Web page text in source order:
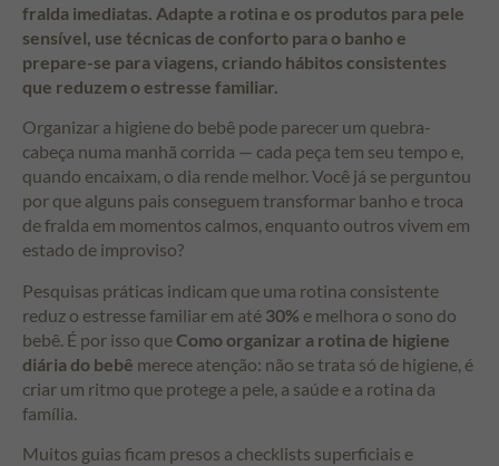
fralda imediatas. Adapte a rotina e os produtos para pele
sensível, use técnicas de conforto para o banho e
prepare-se para viagens, criando hábitos consistentes
que reduzem o estresse familiar.
Organizar a higiene do bebê pode parecer um quebra-
cabeça numa manhã corrida — cada peça tem seu tempo e,
quando encaixam, o dia rende melhor. Você já se perguntou
por que alguns pais conseguem transformar banho e troca
de fralda em momentos calmos, enquanto outros vivem em
estado de improviso?
Pesquisas práticas indicam que uma rotina consistente
reduz o estresse familiar em até 30% e melhora o sono do
bebê. É por isso queComo organizar a rotina de higiene
diária do bebê merece atenção: não se trata só de higiene, é
criar um ritmo que protege a pele, a saúde e a rotina da
família.
Muitos guias ficam presos a checklists superficiais e